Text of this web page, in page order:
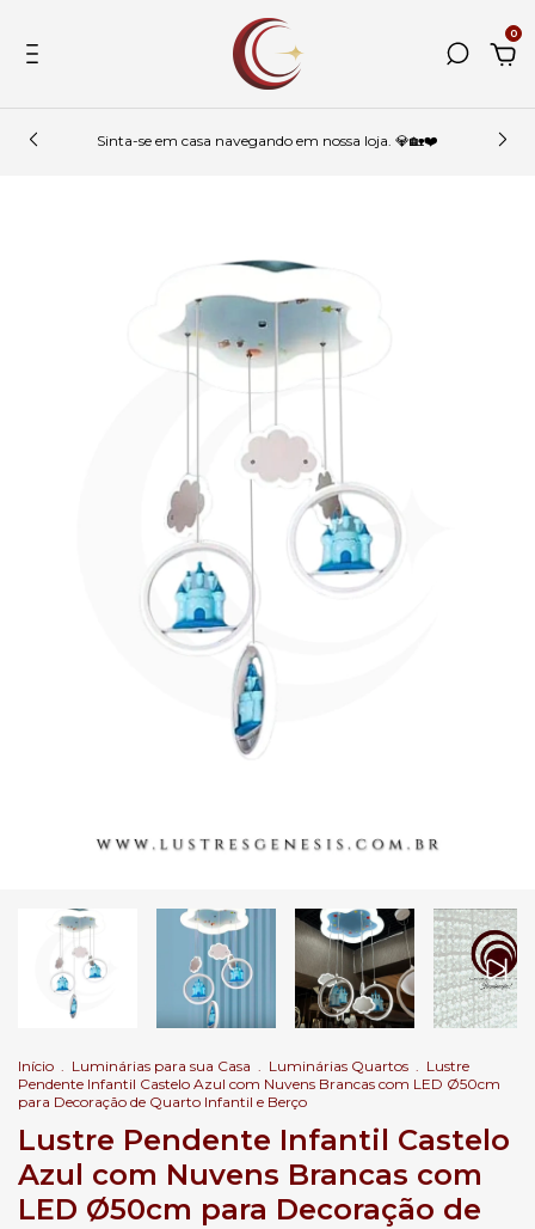
0
Sinta-se em casa navegando em nossa loja. 💎🏡❤️
Início . Luminárias para sua Casa . Luminárias Quartos . Lustre
Pendente Infantil Castelo Azul com Nuvens Brancas com LED Ø50cm
para Decoração de Quarto Infantil e Berço
Lustre Pendente Infantil Castelo
Azul com Nuvens Brancas com
LED Ø50cm para Decoração de